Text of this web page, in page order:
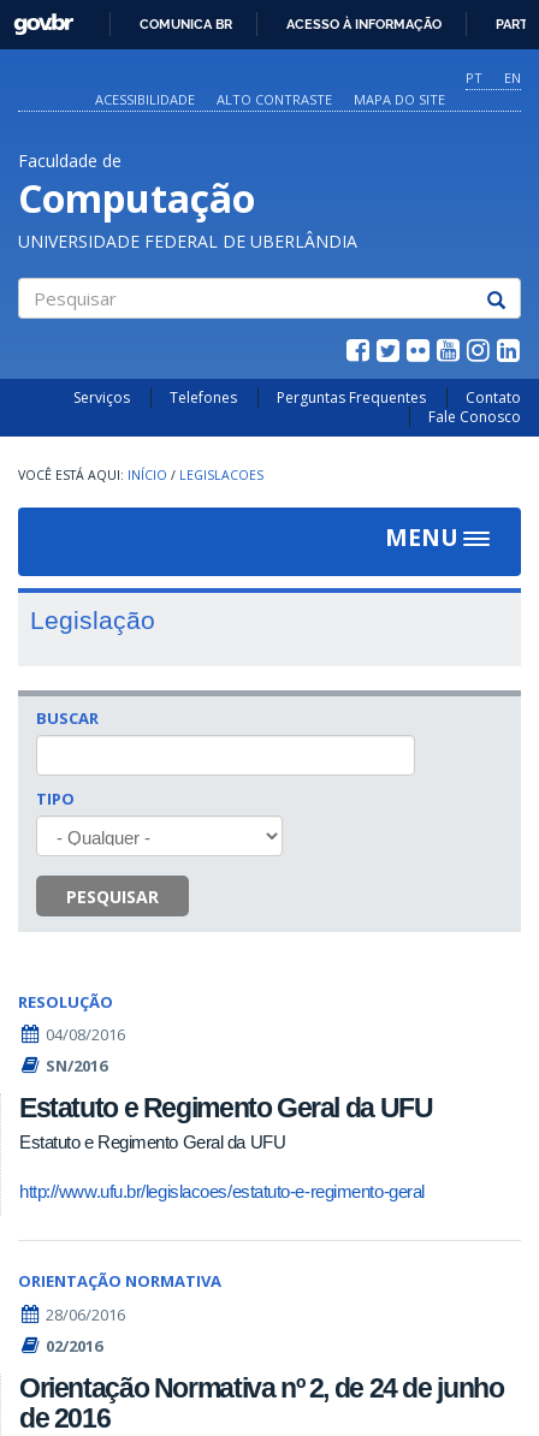
O
CONTEÚDO
GOVBR
COMUNICA BR ACESSO À INFORMAÇÃO
PT
EN
ACESSIBILIDADE
ALTO CONTRASTE MAPA DO SITE
Faculdade de
Computação
UNIVERSIDADE FEDERAL DE UBERLÂNDIA
Serviços Telefones Perguntas Frequentes
Contato
Fale Conosco
INÍCIO / LEGISLACOES
MENU
Toggle
Legislação
BUSCAR
TIPO
PESQUISAR
RESOLUÇÃO
04/08/2016
SN/2016
Estatuto e Regimento Geral da UFU
Estatuto e Regimento Geral da UFU
http://www.ufu.br/legislacoes/estatuto-e-regimento-geral
ORIENTAÇÃO NORMATIVA
28/06/2016
02/2016
Orientação Normativa nº 2, de 24 de junho
de 2016